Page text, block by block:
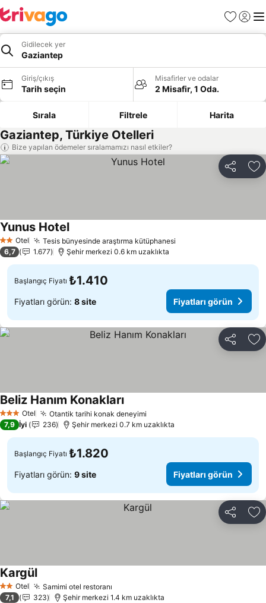
Favoriler
Giriş
Gidilecek yer
Gaziantep
Giriş/çıkış
Tarih seçin
Misafirler ve odalar
2 Misafir, 1 Oda.
Sırala Filtrele Harita
Gaziantep, Türkiye Otelleri
Bize yapılan ödemeler sıralamamızı nasıl etkiler?
Paylaş
2 Yıldız
Otel Tesis bünyesinde araştırma kütüphanesi
Yunus HotelFiyatları görün
6,7 1.677 Şehir merkezi 0.6 km uzaklıkta
Başlangıç Fiyatı ₺1.410
Fiyatları görün: 8 site Fiyatları görün
Paylaş
3 YıldızOtel Otantik tarihi konak deneyimi
Beliz Hanım KonaklarıFiyatları görün
7,9 İyi 236 Şehir merkezi 0.7 km uzaklıkta
Başlangıç Fiyatı ₺1.820
Fiyatları görün: 9 site Fiyatları görün
Paylaş
2 Yıldız
Otel Samimi otel restoranı
KargülFiyatları görün
7,1 323 Şehir merkezi 1.4 km uzaklıkta